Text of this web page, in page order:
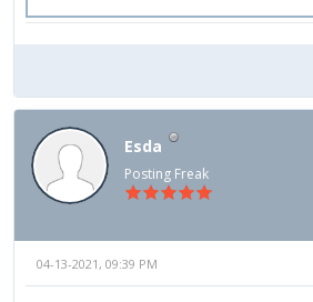
Esda
Posting Freak
04-13-2021, 09:39 PM